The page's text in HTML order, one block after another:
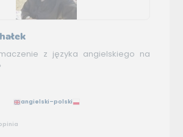
z języka angielskiego na
angielski–polski